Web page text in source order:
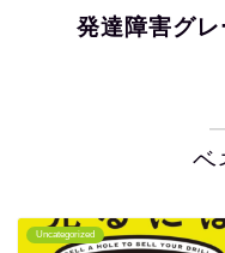
発達障害グ
ベ
Uncategorized